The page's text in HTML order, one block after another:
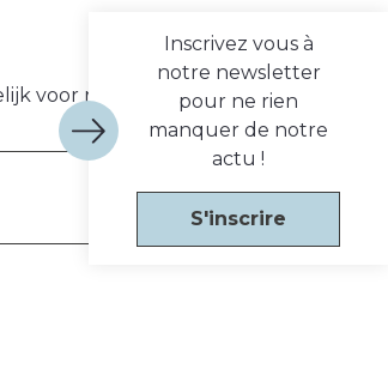
voor rolstoel
Inscrivez vous à
notre newsletter
pour ne rien
manquer de notre
actu !
S'inscrire